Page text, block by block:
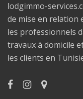
lodgimmo-
de mise en relation
les professionnels
travaux à domicile
les clients en